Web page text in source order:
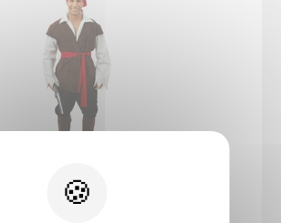
23769
Costume pirate - adulte - XS